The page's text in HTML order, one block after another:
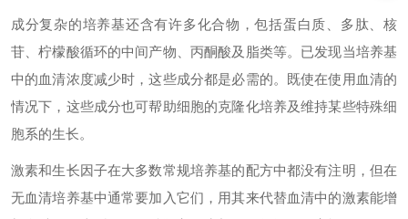
成分复杂的培养基还含有许多化合物，包括蛋白质、多肽、核
苷、柠檬酸循环的中间产物、丙酮酸及脂类等。已发现当培养基
中的血清浓度减少时，这些成分都是必需的。既使在使用血清的
情况下，这些成分也可帮助细胞的克隆化培养及维持某些特殊细
胞系的生长。
激素和生长因子在大多数常规培养基的配方中都没有注明，但在
无血清培养基中通常要加入它们，用其来代替血清中的激素能增